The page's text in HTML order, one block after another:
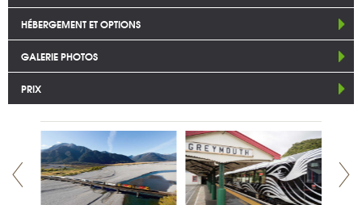
HÉBERGEMENT ET OPTIONS
GALERIE PHOTOS
PRIX